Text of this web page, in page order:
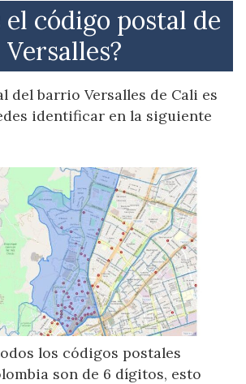
el código postal de
Versalles?
del barrio Versalles de Cali es
identificar en la siguiente
los códigos postales
son de 6 dígitos, esto